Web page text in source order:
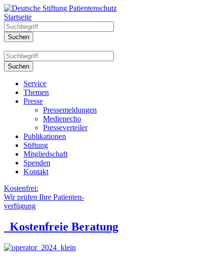
Startseite
Service
Themen
Presse
Pressemeldungen
Medienecho
Presseverteiler
Publikationen
Stiftung
Mitgliedschaft
Spenden
Kontakt
Kostenfrei:
Wir prüfen Ihre Patienten-
verfügung
Kostenfreie Beratung